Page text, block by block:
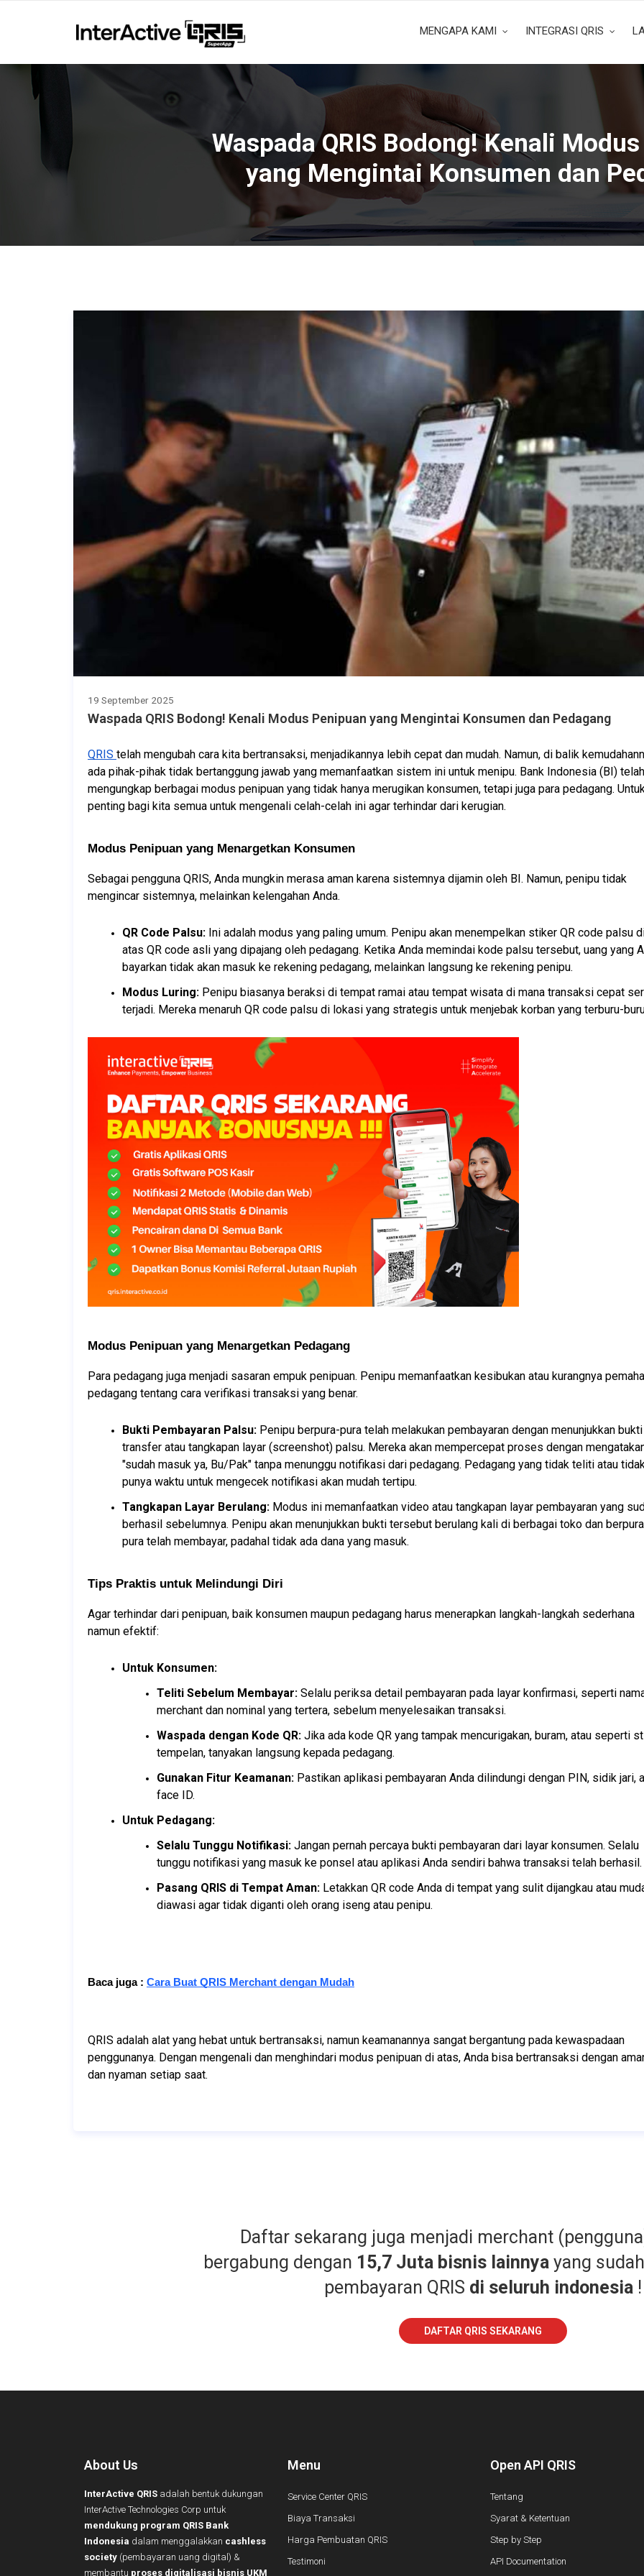
MENGAPA KAMI INTEGRASI QRIS
Waspada QRIS Bodong! Kenali
yang Mengintai Konsumen dan
19 September 2025
Waspada QRIS Bodong! Kenali Modus Penipuan yang Mengintai Konsumen dan Pedagang
QRIS telah mengubah cara kita bertransaksi, menjadikannya lebih cepat dan mudah. Namun, di balik
ada pihak-pihak tidak bertanggung jawab yang memanfaatkan sistem ini untuk menipu. Bank Indonesia (BI) telah
mengungkap berbagai modus penipuan yang tidak hanya merugikan konsumen, tetapi juga para pedagang.
penting bagi kita semua untuk mengenali celah-celah ini agar terhindar dari kerugian.
Modus Penipuan yang Menargetkan Konsumen
Sebagai pengguna QRIS, Anda mungkin merasa aman karena sistemnya dijamin oleh BI. Namun, penipu tidak
mengincar sistemnya, melainkan kelengahan Anda.
QR Code Palsu: Ini adalah modus yang paling umum. Penipu akan menempelkan stiker QR code palsu
atas QR code asli yang dipajang oleh pedagang. Ketika Anda memindai kode palsu tersebut, uang yang
bayarkan tidak akan masuk ke rekening pedagang, melainkan langsung ke rekening penipu.
Modus Luring: Penipu biasanya beraksi di tempat ramai atau tempat wisata di mana transaksi cepat
terjadi. Mereka menaruh QR code palsu di lokasi yang strategis untuk menjebak korban yang terburu-
Modus Penipuan yang Menargetkan Pedagang
Para pedagang juga menjadi sasaran empuk penipuan. Penipu memanfaatkan kesibukan atau kurangnya
pedagang tentang cara verifikasi transaksi yang benar.
Bukti Pembayaran Palsu: Penipu berpura-pura telah melakukan pembayaran dengan menunjukkan bukti
transfer atau tangkapan layar (screenshot) palsu. Mereka akan mempercepat proses dengan
"sudah masuk ya, Bu/Pak" tanpa menunggu notifikasi dari pedagang. Pedagang yang tidak teliti atau
punya waktu untuk mengecek notifikasi akan mudah tertipu.
Tangkapan Layar Berulang: Modus ini memanfaatkan video atau tangkapan layar pembayaran yang
berhasil sebelumnya. Penipu akan menunjukkan bukti tersebut berulang kali di berbagai toko dan
pura telah membayar, padahal tidak ada dana yang masuk.
Tips Praktis untuk Melindungi Diri
Agar terhindar dari penipuan, baik konsumen maupun pedagang harus menerapkan langkah-langkah sederhana
namun efektif:
Untuk Konsumen:
Teliti Sebelum Membayar: Selalu periksa detail pembayaran pada layar konfirmasi, seperti
merchant dan nominal yang tertera, sebelum menyelesaikan transaksi.
Waspada dengan Kode QR: Jika ada kode QR yang tampak mencurigakan, buram, atau seperti
tempelan, tanyakan langsung kepada pedagang.
Gunakan Fitur Keamanan: Pastikan aplikasi pembayaran Anda dilindungi dengan PIN, sidik jari,
face ID.
Untuk Pedagang:
Selalu Tunggu Notifikasi: Jangan pernah percaya bukti pembayaran dari layar konsumen. Selalu
tunggu notifikasi yang masuk ke ponsel atau aplikasi Anda sendiri bahwa transaksi telah berhasil.
Pasang QRIS di Tempat Aman: Letakkan QR code Anda di tempat yang sulit dijangkau atau
diawasi agar tidak diganti oleh orang iseng atau penipu.
Baca juga : Cara Buat QRIS Merchant dengan Mudah
QRIS adalah alat yang hebat untuk bertransaksi, namun keamanannya sangat bergantung pada kewaspadaan
penggunanya. Dengan mengenali dan menghindari modus penipuan di atas, Anda bisa bertransaksi dengan
dan nyaman setiap saat.
Daftar sekarang juga menjadi merchant
bergabung dengan 15,7 Juta bisnis lainnya yang
pembayaran QRIS di seluruh indonesia !
DAFTAR QRIS SEKARANG
About Us
InterActive QRIS adalah bentuk dukungan
InterActive Technologies Corp untuk
mendukung program QRIS Bank
Indonesia dalam menggalakkan cashless
society (pembayaran uang digital) &
membantu proses digitalisasi bisnis UKM
Menu
Service Center QRIS
Biaya Transaksi
Harga Pembuatan QRIS
Testimoni
Open API QRIS
Tentang
Syarat & Ketentuan
Step by Step
API Documentation